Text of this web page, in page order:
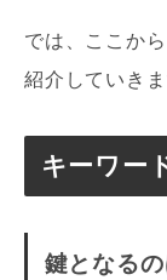
では、ここか
紹介していきま
キーワー
鍵となる